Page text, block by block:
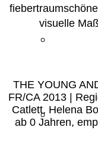
visuelle
THE YOUNG
FR/CA 2013 |
Catlett, Helena
ab 0 Jahren,